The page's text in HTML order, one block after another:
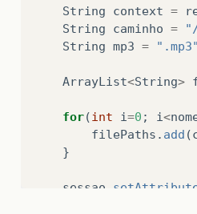
String context =
String
caminho =
String mp3 = ".mp3"
ArrayList<String>
for(int i=0 ; i<
filePaths . add (
}
sessao